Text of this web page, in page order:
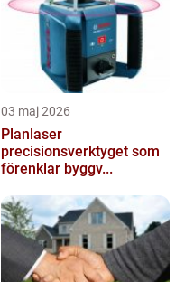
03 maj 2026
Planlaser
precisionsverktyget som
förenklar byggv...